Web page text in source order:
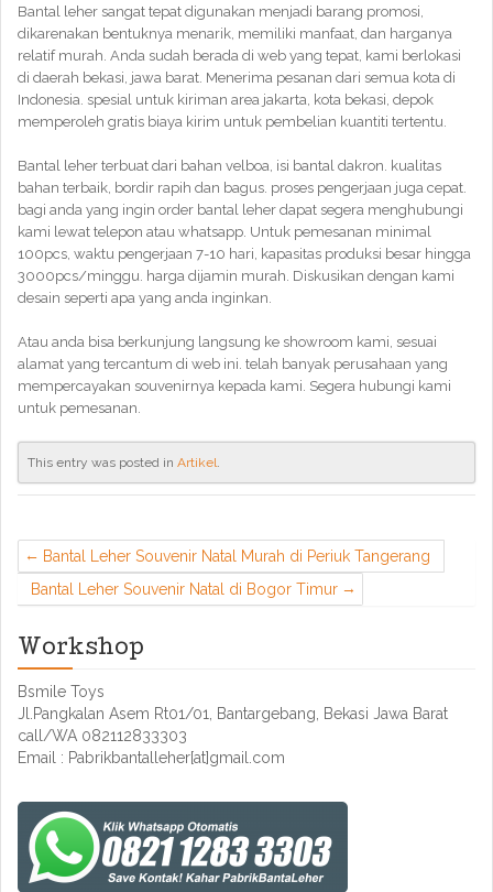
Bantal leher sangat tepat digunakan menjadi barang promosi,
dikarenakan bentuknya menarik, memiliki manfaat, dan harganya
relatif murah. Anda sudah berada di web yang tepat, kami berlokasi
di daerah bekasi, jawa barat. Menerima pesanan dari semua kota di
Indonesia. spesial untuk kiriman area jakarta, kota bekasi, depok
memperoleh gratis biaya kirim untuk pembelian kuantiti tertentu.
Bantal leher terbuat dari bahan velboa, isi bantal dakron. kualitas
bahan terbaik, bordir rapih dan bagus. proses pengerjaan juga cepat.
bagi anda yang ingin order bantal leher dapat segera menghubungi
kami lewat telepon atau whatsapp. Untuk pemesanan minimal
100pcs, waktu pengerjaan 7-10 hari, kapasitas produksi besar hingga
3000pcs/minggu. harga dijamin murah. Diskusikan dengan kami
desain seperti apa yang anda inginkan.
Atau anda bisa berkunjung langsung ke showroom kami, sesuai
alamat yang tercantum di web ini. telah banyak perusahaan yang
mempercayakan souvenirnya kepada kami. Segera hubungi kami
untuk pemesanan.
This entry was posted in Artikel.
Bantal Leher Souvenir Natal Murah di Periuk Tangerang
Bantal Leher Souvenir Natal di Bogor Timur
Workshop
Bsmile Toys
Jl.Pangkalan Asem Rt01/01, Bantargebang, Bekasi Jawa Barat
call/WA 082112833303
Email : Pabrikbantalleher[at]gmail.com